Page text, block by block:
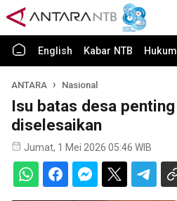
English Kabar NTB
ANTARA Nasional
Isu batas desa
diselesaikan
Jumat, 1 Mei 2026 05:46 WIB